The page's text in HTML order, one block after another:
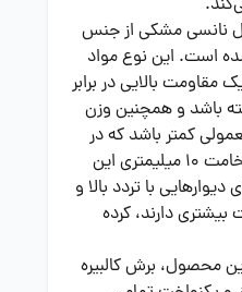
نانسی مشکی از جنس
است. این نوع مواد
مقاومت بالایی در برابر
باشد و همچنین وزن
کمتر باشد که در
نصب آن تأثیرگذار است. ضخامت 10 میلیمتری این
با تردد بالا و
بیشتری دارند، کرده
محصول، برش کالبیره